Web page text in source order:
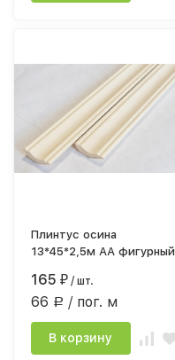
Плинтус осина
13*45*2,5м АА фигурный
165₽ / шт.
66 Р / пог. м
В корзину